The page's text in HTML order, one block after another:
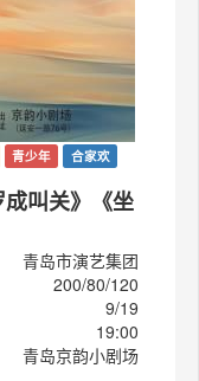
青少年 合家欢
叫关》《坐
青岛市演艺集团
200/80/120
9/19
19:00
青岛京韵小剧场